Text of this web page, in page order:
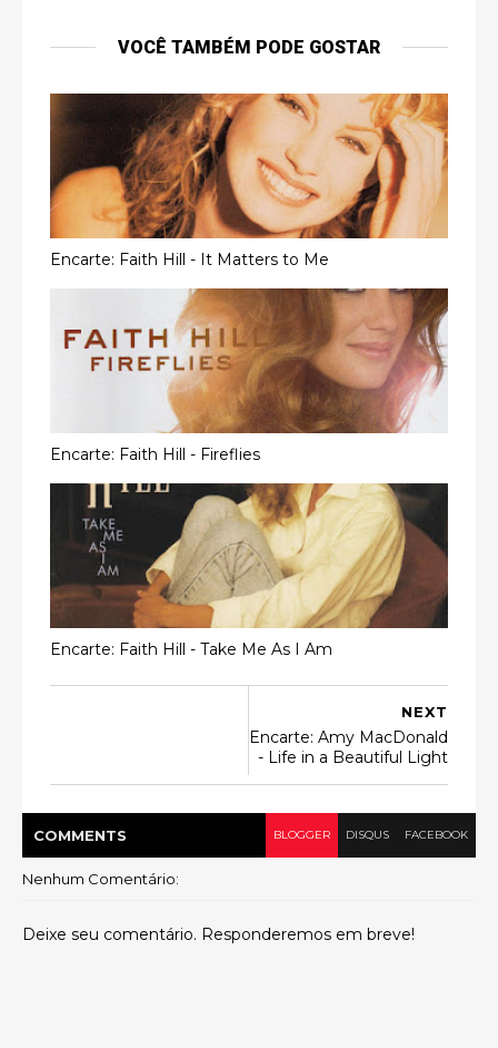
VOCÊ TAMBÉM PODE GOSTAR
Encarte: Faith Hill - It Matters to Me
Encarte: Faith Hill - Fireflies
Encarte: Faith Hill - Take Me As I Am
NEXT
Encarte: Amy MacDonald
- Life in a Beautiful Light
COMMENTS BLOGGER DISQUS FACEBOOK
Nenhum Comentário:
Deixe seu comentário. Responderemos em breve!